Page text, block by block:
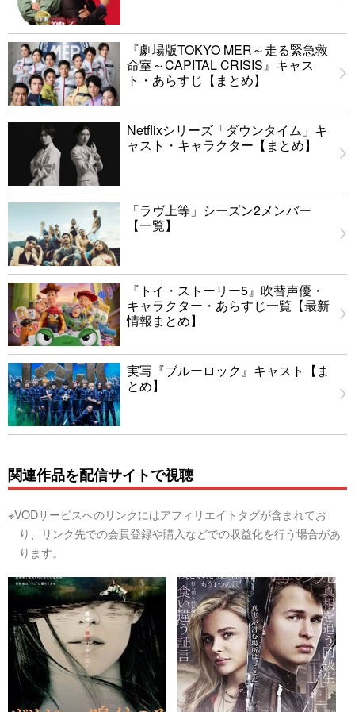
『劇場版TOKYO MER～走る緊急救
命室～CAPITAL CRISIS』キャス
ト・あらすじ【まとめ】
Netflixシリーズ「ダウンタイム」キ
ャスト・キャラクター【まとめ】
「ラヴ上等」シーズン2メンバー
【一覧】
『トイ・ストーリー5』吹替声優・
キャラクター・あらすじ一覧【最新
情報まとめ】
実写『ブルーロック』キャスト【ま
とめ】
関連作品を配信サイトで視聴
※VODサービスへのリンクにはアフィリエイトタグが含まれてお
り、リンク先での会員登録や購入などでの収益化を行う場合があ
ります。